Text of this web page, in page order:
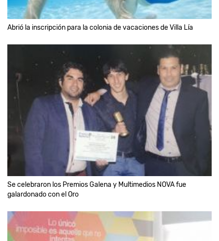
Abrió la inscripción para la colonia de vacaciones de Villa Lía
Se celebraron los Premios Galena y Multimedios NOVA fue
galardonado con el Oro